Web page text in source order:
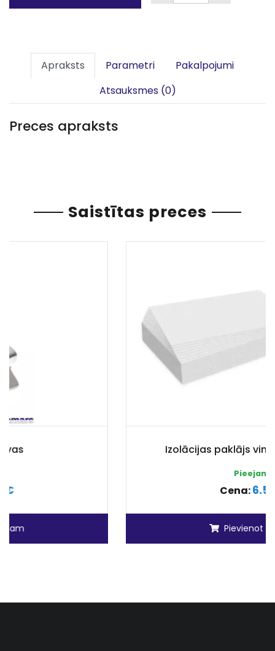
Apraksts Parametri
Pakalpojumi
Atsauksmes (0)
Preces apraksts
Saistītas preces
Izolācijas paklājs vinilam Superterm
Pievienot grozam